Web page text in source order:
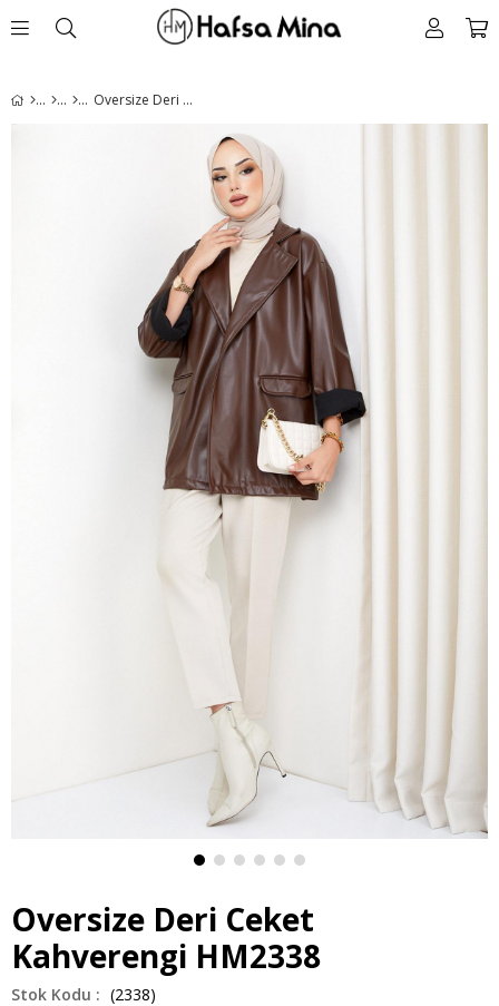
Oversize Deri Ceket Kahverengi HM2338
Oversize Deri Ceket
Kahverengi HM2338
(2338)